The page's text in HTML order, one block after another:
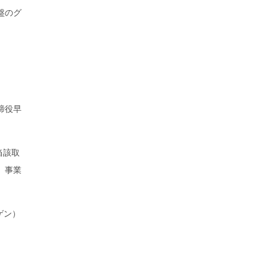
のグ
役早
該取
事業
）